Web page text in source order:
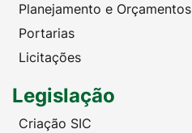
Planejamento e Orçamentos
Portarias
Licitações
Legislação
Criação SIC